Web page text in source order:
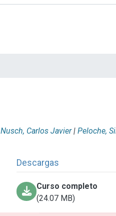
Nusch, Carlos Javier | Peloche,
Descargas
Curso completo
(24.07 MB)